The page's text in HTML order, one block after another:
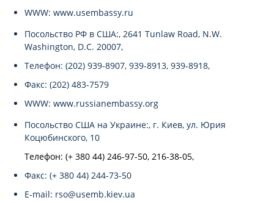
WWW: www.usembassy.ru
Посольство РФ в США:, 2641 Tunlaw Road, N.W.
Washington, D.C. 20007,
Телефон: (202) 939-8907, 939-8913, 939-8918,
Факс: (202) 483-7579
WWW: www.russianembassy.org
Посольство США на Украине:, г. Киев, ул. Юрия
Коцюбинского, 10
Телефон: (+ 380 44) 246-97-50, 216-38-05,
Факс: (+ 380 44) 244-73-50
E-mail: rso@usemb.kiev.ua